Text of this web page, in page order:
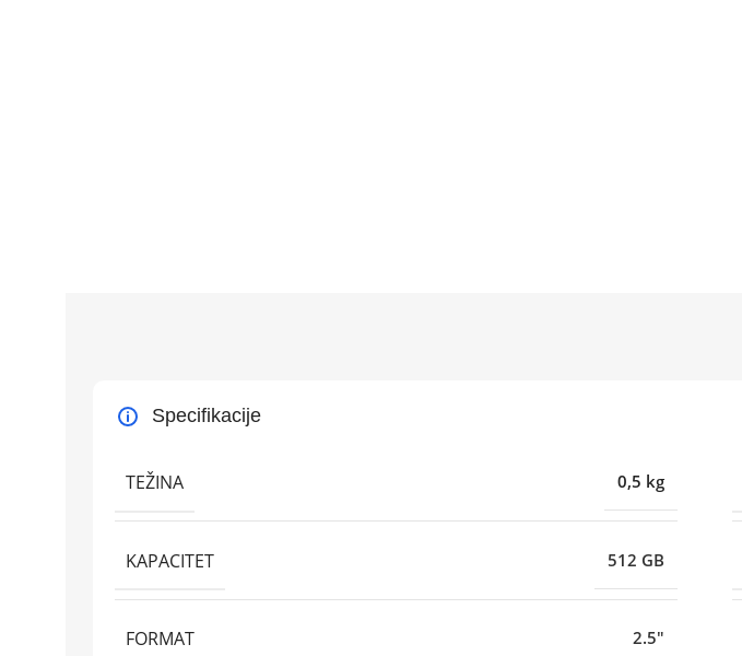
Specifikacije
TEŽINA 0,5 kg
KAPACITET 512 GB
FORMAT 2.5"